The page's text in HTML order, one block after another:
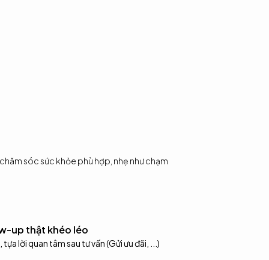
sóc sức khỏe phù hợp, nhẹ như chạm
up thật khéo léo
tựa lời quan tâm sau tư vấn (Gửi ưu đãi, ...)